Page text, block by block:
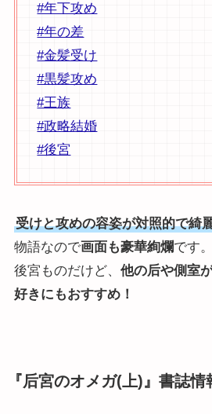
#年下攻め
#年の差
#金髪受け
#黒髪攻め
#王族
#政略結婚
#後宮
受けと攻めの容姿が対照的で綺
物語なので画面も豪華絢爛です。
後宮ものだけど、 他の后や側室
好きにもおすすめ！
『后宮のオメガ(上)』書誌情